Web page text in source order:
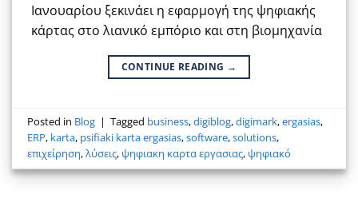
Ιανουαρίου ξεκινάει η εφαρμογή της ψηφιακής
κάρτας στο λιανικό εμπόριο και στη βιομηχανία
CONTINUE READING →
Posted in Blog | Tagged business,digiblog,digimark,ergasias,
ERP, karta, psifiaki karta ergasias,software,solutions,
επιχείρηση,λύσεις, ψηφιακη καρτα εργασιας, ψηφιακό